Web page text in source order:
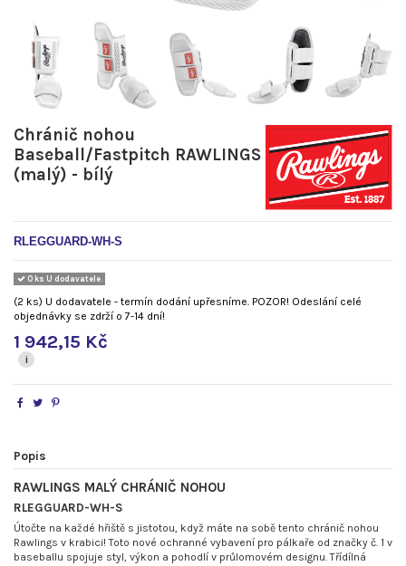
Chránič nohou
Baseball/Fastpitch RAWLINGS
(malý) - bílý
RLEGGUARD-WH-S
0 ks U dodavatele.
(2 ks) U dodavatele - termín dodání upřesníme. POZOR! Odeslání celé
objednávky se zdrží o 7-14 dní!
1 942,15 Kč
i
Popis
RAWLINGS MALÝ CHRÁNIČ NOHOU
RLEGGUARD-WH-S
Útočte na každé hřiště s jistotou, když máte na sobě tento chránič nohou
Rawlings v krabici! Toto nové ochranné vybavení pro pálkaře od značky č. 1 v
baseballu spojuje styl, výkon a pohodlí v průlomovém designu. Třídílná